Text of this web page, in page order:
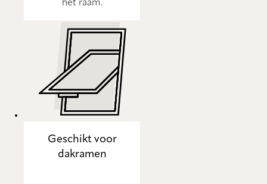
het raam.
Geschikt voor
dakramen